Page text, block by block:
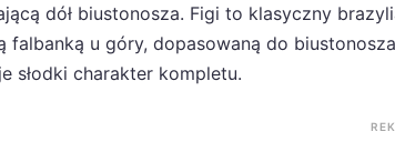
dół biustonosza. Figi to klasyczny
falbanką u góry, dopasowaną do
słodki charakter kompletu.